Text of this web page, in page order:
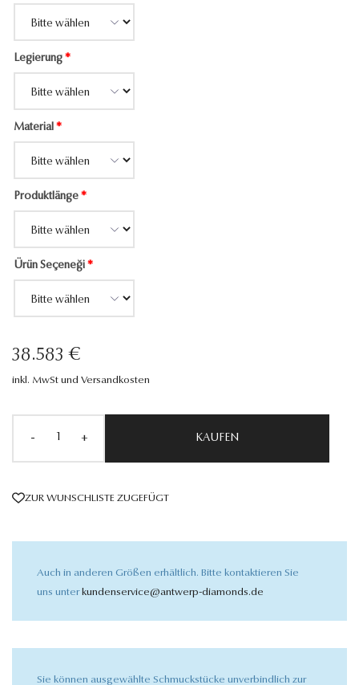
Legierung *
Material *
Produktlänge *
Ürün Seçeneği *
38.583 €
inkl. MwSt und Versandkosten
- + KAUFEN
ZUR WUNSCHLISTE ZUGEFÜGT
Auch in anderen Größen erhältlich. Bitte kontaktieren Sie
uns unter kundenservice@antwerp-diamonds.de
Sie können ausgewählte Schmuckstücke unverbindlich zur